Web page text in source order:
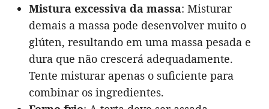
Mistura excessiva da massa: Misturar
demais a massa pode desenvolver muito o
glúten, resultando em uma massa pesada e
dura que não crescerá adequadamente.
Tente misturar apenas o suficiente para
combinar os ingredientes.